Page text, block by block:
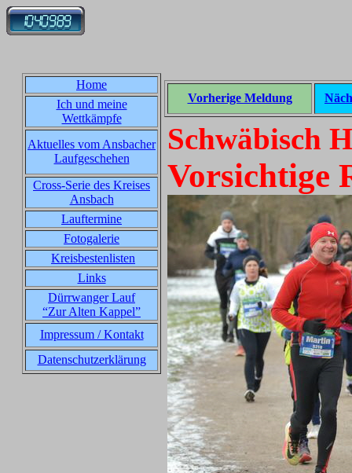
Home
Ich und meine
Wettkämpfe
Aktuelles vom Ansbacher
Laufgeschehen
Cross-Serie des Kreises
Ansbach
Lauftermine
Fotogalerie
Kreisbestenlisten
Links
Dürrwanger Lauf
“Zur Alten Kappel”
Impressum / Kontakt
Datenschutzerklärung
Vorherige Meldung
Schwäbisch
Vorsichtige